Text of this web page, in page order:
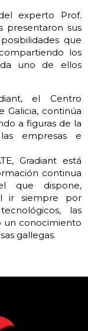
experto Prof.
presentaron sus
que
los
uno de ellos
el Centro
Galicia, continúa
a figuras de la
empresas e
Gradiant está
continua
que dispone,
ir siempre por
las
un conocimiento
gallegas.